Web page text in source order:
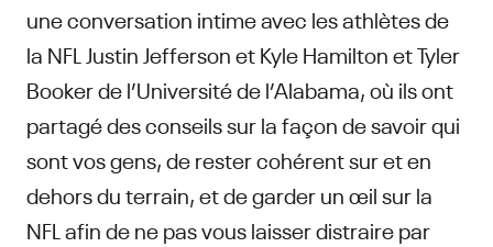
une conversation intime avec les athlètes de
la NFL Justin Jefferson et Kyle Hamilton et Tyler
Booker de l’Université de l’Alabama, où ils ont
partagé des conseils sur la façon de savoir qui
sont vos gens, de rester cohérent sur et en
dehors du terrain, et de garder un œil sur la
NFL afin de ne pas vous laisser distraire par